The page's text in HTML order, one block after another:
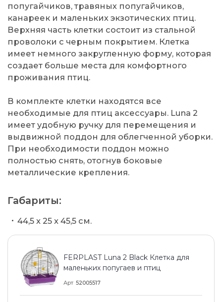
попугайчиков, травяных попугайчиков,
канареек и маленьких экзотических птиц.
Верхняя часть клетки состоит из стальной
проволоки с черным покрытием. Клетка
имеет немного закругленную форму, которая
создает больше места для комфортного
проживания птиц.
В комплекте клетки находятся все
необходимые для птиц аксессуары. Luna 2
имеет удобную ручку для перемещения и
выдвижной поддон для облегченной уборки.
При необходимости поддон можно
полностью снять, отогнув боковые
металлические крепления.
Габариты:
44,5 x 25 x 45,5 см.
FERPLAST Luna 2 Black Клетка для
маленьких попугаев и птиц
Арт 52005517